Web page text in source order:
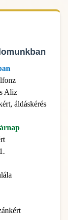
Aliz
áldáskérés